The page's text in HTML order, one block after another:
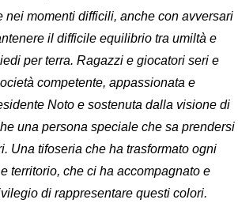
momenti difficili, anche con avversari
il difficile equilibrio tra umiltà e
per terra. Ragazzi e giocatori seri e
competente, appassionata e
Noto e sostenuta dalla visione di
una persona speciale che sa prendersi
Una tifoseria che ha trasformato ogni
territorio, che ci ha accompagnato e
di rappresentare questi colori.